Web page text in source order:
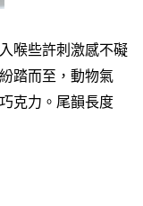
喉些許刺激感不礙
踏而至，動物氣
克力。尾韻長度